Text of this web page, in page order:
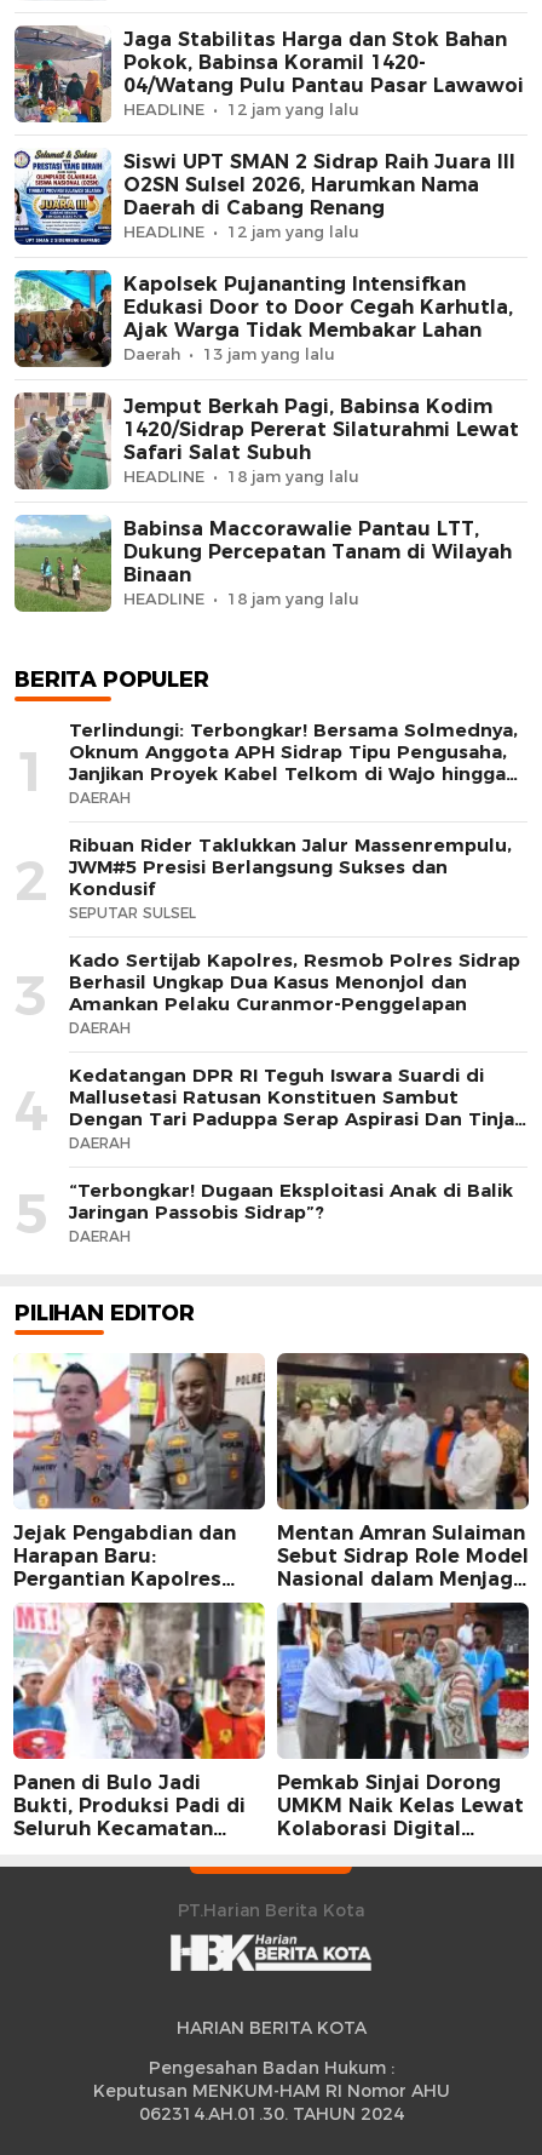
Jaga Stabilitas Harga dan Stok Bahan
Pokok, Babinsa Koramil 1420-
04/Watang Pulu Pantau Pasar Lawawoi
HEADLINE 12 jam yang lalu
Siswi UPT SMAN 2 Sidrap Raih Juara III
O2SN Sulsel 2026, Harumkan Nama
Daerah di Cabang Renang
HEADLINE 12 jam yang lalu
Kapolsek Pujananting Intensifkan
Edukasi Door to Door Cegah Karhutla,
Ajak Warga Tidak Membakar Lahan
Daerah 13 jam yang lalu
Jemput Berkah Pagi, Babinsa Kodim
1420/Sidrap Pererat Silaturahmi Lewat
Safari Salat Subuh
HEADLINE 18 jam yang lalu
Babinsa Maccorawalie Pantau LTT,
Dukung Percepatan Tanam di Wilayah
Binaan
HEADLINE 18 jam yang lalu
BERITA POPULER
1
Terlindungi: Terbongkar! Bersama Solmednya,
Oknum Anggota APH Sidrap Tipu Pengusaha,
Janjikan Proyek Kabel Telkom di Wajo hingga
Merugi Rp300 Juta
DAERAH
2
Ribuan Rider Taklukkan Jalur Massenrempulu,
JWM#5 Presisi Berlangsung Sukses dan
Kondusif
SEPUTAR SULSEL
3
Kado Sertijab Kapolres, Resmob Polres Sidrap
Berhasil Ungkap Dua Kasus Menonjol dan
Amankan Pelaku Curanmor-Penggelapan
DAERAH
4
Kedatangan DPR RI Teguh Iswara Suardi di
Mallusetasi Ratusan Konstituen Sambut
Dengan Tari Paduppa Serap Aspirasi Dan Tinjau
Realisasi Program
DAERAH
5
“Terbongkar! Dugaan Eksploitasi Anak di Balik
Jaringan Passobis Sidrap”?
DAERAH
PILIHAN EDITOR
Jejak Pengabdian dan
Harapan Baru:
Pergantian Kapolres
Sidrap dalam Perspektif
Karier Dua Perwira
Mentan Amran Sulaiman
Sebut Sidrap Role Model
Nasional dalam Menjaga
Stabilitas Harga Telur
Panen di Bulo Jadi
Bukti, Produksi Padi di
Seluruh Kecamatan
Peningkatan
Pemkab Sinjai Dorong
UMKM Naik Kelas Lewat
Kolaborasi Digital
PT.Harian Berita Kota
HARIAN BERITA KOTA
Pengesahan Badan Hukum :
Keputusan MENKUM-HAM RI Nomor AHU
062314.AH.01.30. TAHUN 2024